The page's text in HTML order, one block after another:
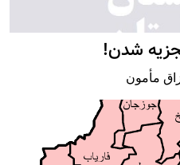
شدن!
مأمون